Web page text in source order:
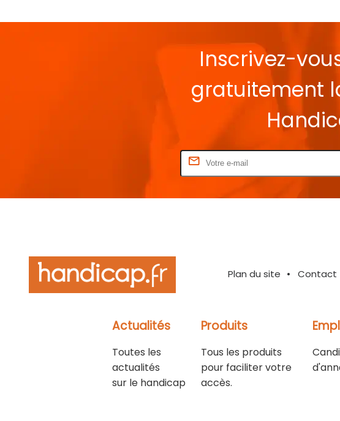
Inscrivez-
gratuitement
Plan du site Contact
Actualités
Toutes les
actualités
sur le handicap
Produits
Tous les produits
pour faciliter votre
accès.